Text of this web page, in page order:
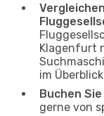
Klagenfurt
im
Buchen
gerne von